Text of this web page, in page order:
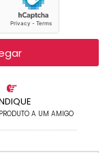
A UM AMIGO